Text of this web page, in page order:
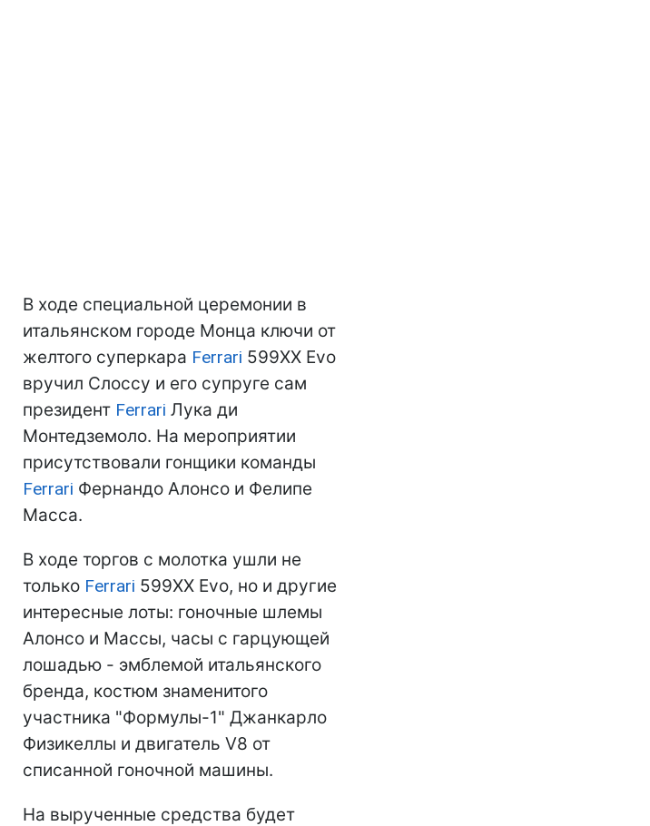
В ходе специальной церемонии в
итальянском городе Монца ключи от
желтого суперкара Ferrari 599XX Evo
вручил Слоссу и его супруге сам
президент Ferrari Лука ди
Монтедземоло. На мероприятии
присутствовали гонщики команды
Ferrari Фернандо Алонсо и Фелипе
Масса.
В ходе торгов с молотка ушли не
только Ferrari 599XX Evo, но и другие
интересные лоты: гоночные шлемы
Алонсо и Массы, часы с гарцующей
лошадью - эмблемой итальянского
бренда, костюм знаменитого
участника "Формулы-1" Джанкарло
Физикеллы и двигатель V8 от
списанной гоночной машины.
На вырученные средства будет